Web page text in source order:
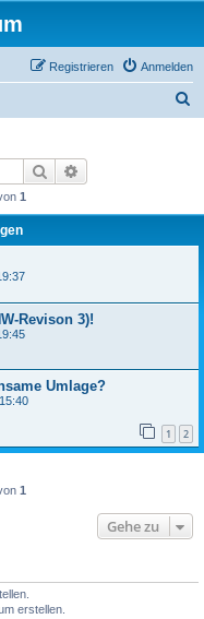
Anmelden
Registrieren
Suche
1
Revison 3)!
Umlage?
1 2
1
Gehe zu
erstellen.